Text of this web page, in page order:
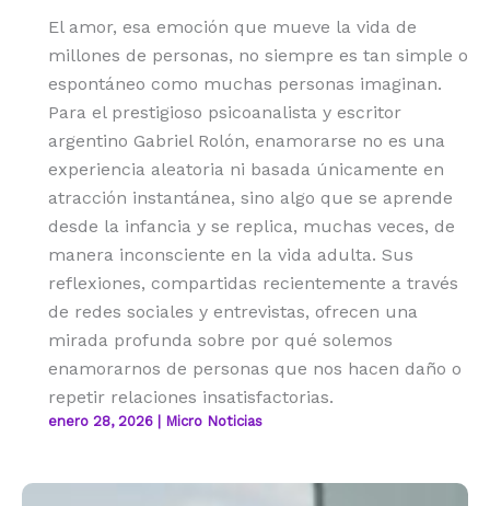
El amor, esa emoción que mueve la vida de
millones de personas, no siempre es tan simple o
espontáneo como muchas personas imaginan.
Para el prestigioso psicoanalista y escritor
argentino Gabriel Rolón, enamorarse no es una
experiencia aleatoria ni basada únicamente en
atracción instantánea, sino algo que se aprende
desde la infancia y se replica, muchas veces, de
manera inconsciente en la vida adulta. Sus
reflexiones, compartidas recientemente a través
de redes sociales y entrevistas, ofrecen una
mirada profunda sobre por qué solemos
enamorarnos de personas que nos hacen daño o
repetir relaciones insatisfactorias.
enero 28, 2026 Micro Noticias